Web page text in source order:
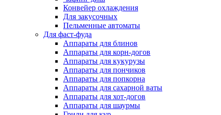
Конвейер охлаждения
Для закусочных
Пельменные автоматы
Для фаст-фуда
Аппараты для блинов
Аппараты для корн-догов
Аппараты для кукурузы
Аппараты для пончиков
Аппараты для попкорна
Аппараты для сахарной ваты
Аппараты для хот-догов
Аппараты для шаурмы